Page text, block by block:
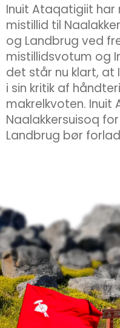
Inuit Ataqatigiit
mistillid til
og Landbrug ved
mistillidsvotum og
det står nu klart,
i sin kritik af
makrelkvoten.
Naalakkersuisoq
Landbrug bør